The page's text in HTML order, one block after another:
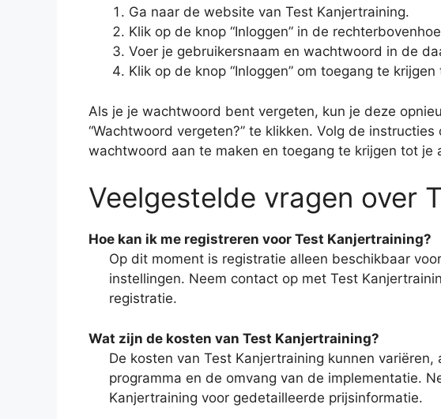
Ga naar de website van Test Kanjertraining.
Klik op de knop “Inloggen” in de
Voer je gebruikersnaam en wachtwoord in de
Klik op de knop “Inloggen” om toegang te
Als je je wachtwoord bent vergeten, kun je deze
“Wachtwoord vergeten?” te klikken. Volg de
wachtwoord aan te maken en toegang te krijgen tot je
Veelgestelde vragen over
Hoe kan ik me registreren voor Test Kanjertraining?
Op dit moment is registratie alleen beschikbaar
instellingen. Neem contact op met Test
registratie.
Wat zijn de kosten van Test Kanjertraining?
De kosten van Test Kanjertraining kunnen
programma en de omvang van de implementatie.
Kanjertraining voor gedetailleerde prijsinformatie.